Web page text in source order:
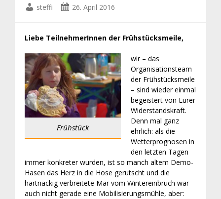
steffi 26. April 2016
Liebe TeilnehmerInnen der Frühstücksmeile,
Frühstück
wir – das
Organisationsteam
der Frühstücksmeile
– sind wieder einmal
begeistert von Eurer
Widerstandskraft.
Denn mal ganz
ehrlich: als die
Wetterprognosen in
den letzten Tagen
immer konkreter wurden, ist so manch altem Demo-
Hasen das Herz in die Hose gerutscht und die
hartnäckig verbreitete Mär vom Wintereinbruch war
auch nicht gerade eine Mobilisierungsmühle, aber: